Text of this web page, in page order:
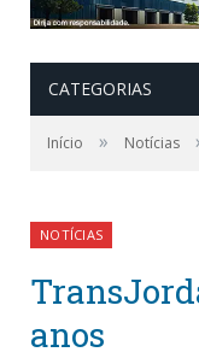
CATEGORIAS
Início » Notícias
NOTÍCIAS
anos